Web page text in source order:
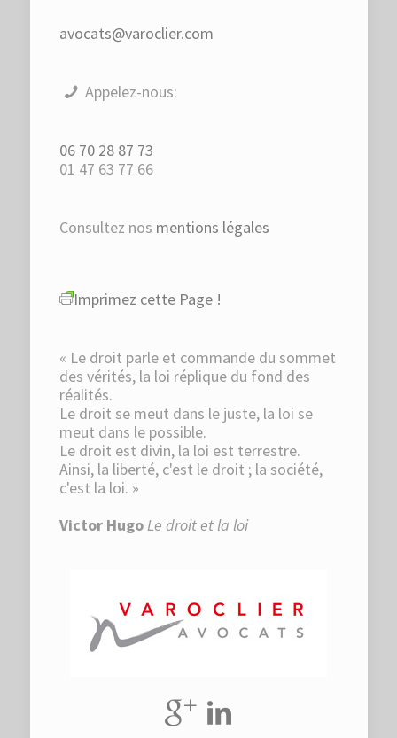
avocats@varoclier.com
Appelez-nous:
06 70 28 87 73
01 47 63 77 66
Consultez nos mentions légales
Imprimez cette Page !
« Le droit parle et commande du sommet
des vérités, la loi réplique du fond des
réalités.
Le droit se meut dans le juste, la loi se
meut dans le possible.
Le droit est divin, la loi est terrestre.
Ainsi, la liberté, c'est le droit ; la société,
c'est la loi. »
Victor HugoLe droit et la loi